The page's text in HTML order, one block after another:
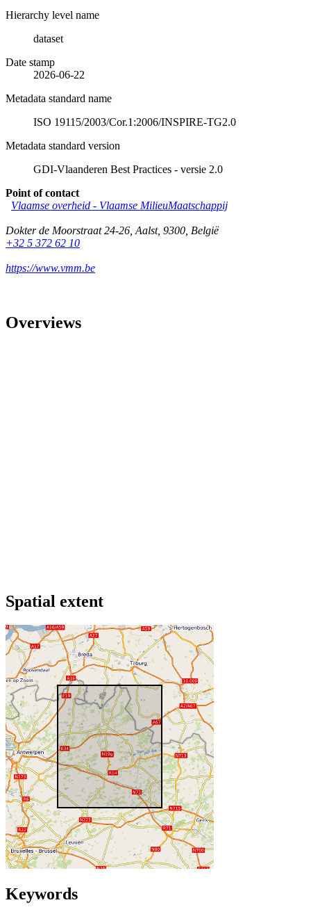
Hierarchy level name
dataset
Date stamp
2026-06-22
Metadata standard name
ISO 19115/2003/Cor.1:2006/INSPIRE-TG2.0
Metadata standard version
GDI-Vlaanderen Best Practices - versie 2.0
Point of contact
Vlaamse overheid - Vlaamse MilieuMaatschappij
Dokter de Moorstraat 24-26 Aalst, 9300 België
+32 5 372 62 10
https://www.vmm.be
Overviews
Spatial extent
Keywords